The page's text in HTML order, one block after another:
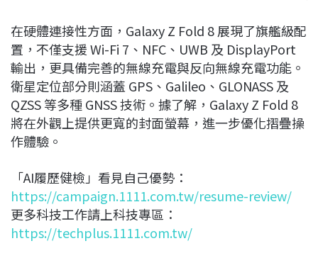
在硬體連接性方面，Galaxy Z Fold 8 展現了旗艦級配
置，不僅支援 Wi-Fi 7、NFC、UWB 及 DisplayPort
輸出，更具備完善的無線充電與反向無線充電功能。
衛星定位部分則涵蓋 GPS、Galileo、GLONASS 及
QZSS 等多種 GNSS 技術。據了解，Galaxy Z Fold 8
將在外觀上提供更寬的封面螢幕，進一步優化摺疊操
作體驗。
「AI履歷健檢」看見自己優勢：
https://campaign.1111.com.tw/resume-review/
更多科技工作請上科技專區：
https://techplus.1111.com.tw/